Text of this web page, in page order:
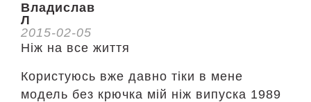
Владислав
Л
2015-02-05
Ніж на все життя
Користуюсь вже давно тіки в мене
модель без крючка мій ніж випуска 1989